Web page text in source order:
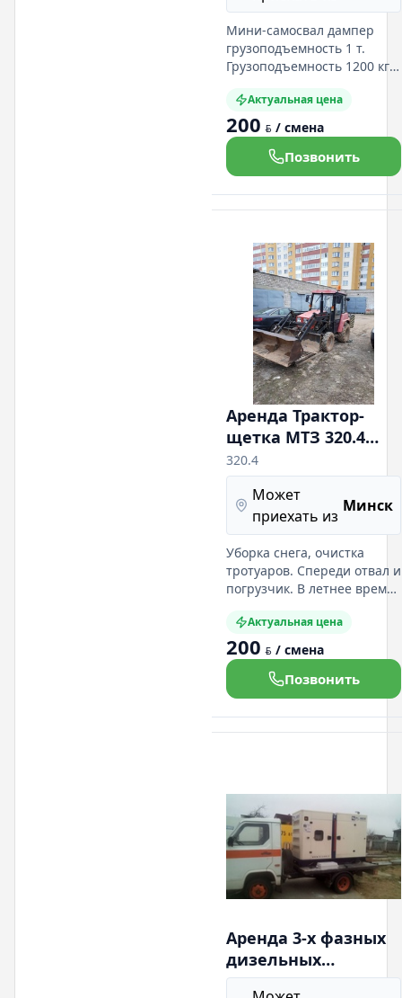
Мини-самосвал дампер
грузоподъемность 1 т.
Грузоподъемность 1200 кг,
идеально подходит для
перевозки
керамзитобетона, бетона,
цемента, и прочих
строительных материалов.
Возможна загрузка прямо с
миксера. Подача любых
в пределах одного
строительного объекта
(площадки), передний
привод,
Актуальная цена
200 BYN / смена
Позвонить
Аренда Трактор-
щетка МТЗ 320.4
(База по ширине
тротуаров)
320.4
Может
приехать из
Минск
Уборка снега, очистка
тротуаров. Спереди отвал и
погрузчик. В летнее время
что обеспечивает уборку с
минимальным количеством
пыли. возможны уборки в
ночное время.
Актуальная цена
200 BYN / смена
Позвонить
Аренда 3-х фазных
дизельных
генераторов Geko.